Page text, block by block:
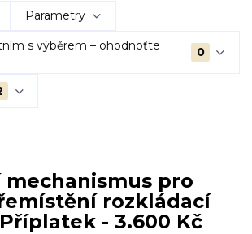
Parametry
s výběrem – ohodnoťte
0
mechanismus pro
rozkládací
- 3.600 Kč